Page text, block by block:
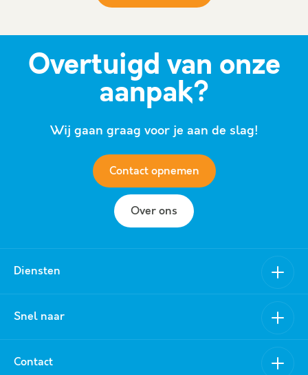
Overtuigd van onze
aanpak?
Wij gaan graag voor je aan de slag!
Contact opnemen
Over ons
Diensten
Aankoop
Verhuur
Snel naar
Aanbod
Contact